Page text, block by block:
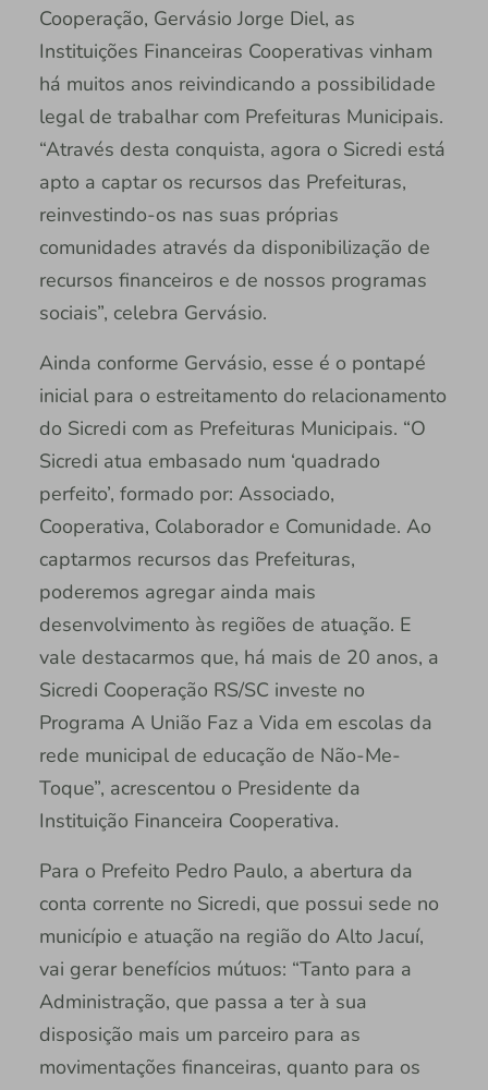
Cooperação, Gervásio Jorge Diel, as
Instituições Financeiras Cooperativas vinham
há muitos anos reivindicando a possibilidade
legal de trabalhar com Prefeituras Municipais.
“Através desta conquista, agora o Sicredi está
apto a captar os recursos das Prefeituras,
reinvestindo-os nas suas próprias
comunidades através da disponibilização de
recursos financeiros e de nossos programas
sociais”, celebra Gervásio.
Ainda conforme Gervásio, esse é o pontapé
inicial para o estreitamento do relacionamento
do Sicredi com as Prefeituras Municipais. “O
Sicredi atua embasado num ‘quadrado
perfeito’, formado por: Associado,
Cooperativa, Colaborador e Comunidade. Ao
captarmos recursos das Prefeituras,
poderemos agregar ainda mais
desenvolvimento às regiões de atuação. E
vale destacarmos que, há mais de 20 anos, a
Sicredi Cooperação RS/SC investe no
Programa A União Faz a Vida em escolas da
rede municipal de educação de Não-Me-
Toque”, acrescentou o Presidente da
Instituição Financeira Cooperativa.
Para o Prefeito Pedro Paulo, a abertura da
conta corrente no Sicredi, que possui sede no
município e atuação na região do Alto Jacuí,
vai gerar benefícios mútuos: “Tanto para a
Administração, que passa a ter à sua
disposição mais um parceiro para as
movimentações financeiras, quanto para os